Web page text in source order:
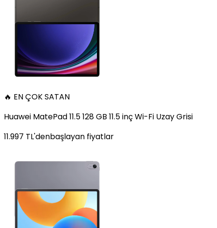
🔥 EN ÇOK SATAN
Huawei MatePad 11.5 128 GB 11.5 inç Wi-Fi Uzay Grisi
11.997 TL'denbaşlayan fiyatlar